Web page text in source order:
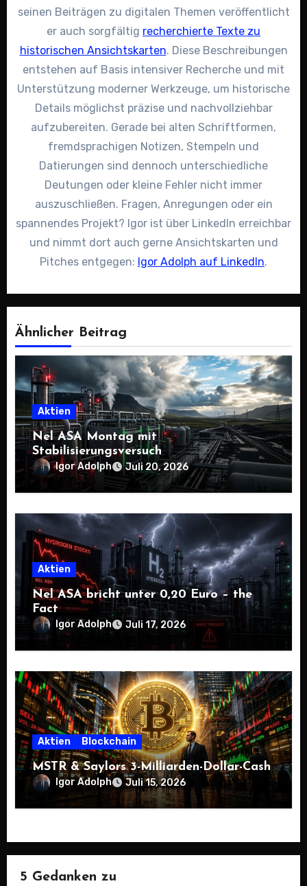
seinen Beiträgen zu digitalen Themen veröffentlicht
er auch sorgfältig recherchierte Texte zu
historischen Ansichtskarten. Diese Beschreibungen
entstehen auf Basis intensiver Recherche und mit
Unterstützung moderner Werkzeuge, um historische
Details möglichst präzise und nachvollziehbar
aufzubereiten. Gerade bei alten Schriftformen,
fremdsprachigen Notizen, Stempeln und
Datierungen sind dennoch unterschiedliche
Deutungen oder kleine Fehler nicht immer
auszuschließen. Fragen, Anregungen oder ein
spannendes Projekt? Igor ist über LinkedIn erreichbar
und nimmt dort auch gerne Ansichtskarten und
Pitches entgegen: Igor Adolph auf LinkedIn.
Ähnlicher Beitrag
Aktien
Nel ASA Montag mit
Stabilisierungsversuch
Igor Adolph Juli 20, 2026
Aktien
Nel ASA bricht unter 0,20 Euro – the
Fact
Igor Adolph Juli 17, 2026
Aktien Blockchain
MSTR & Saylors 3-Milliarden-Dollar-Cash
Igor Adolph Juli 15, 2026
5 Gedanken zu